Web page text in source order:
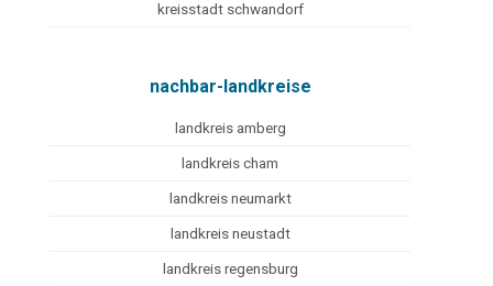
kreisstadt schwandorf
nachbar-landkreise
landkreis amberg
landkreis cham
landkreis neumarkt
landkreis neustadt
landkreis regensburg